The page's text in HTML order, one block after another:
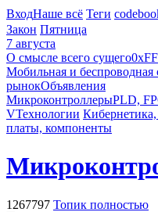
ВходНаше всё Теги
Закон Пятница
7 августа
О смысле всего сущего0xFF
Мобильная и беспроводная
рынокОбъявления
МикроконтроллерыPLD,
VТехнологии
платы, компоненты
1267797 Топик полностью